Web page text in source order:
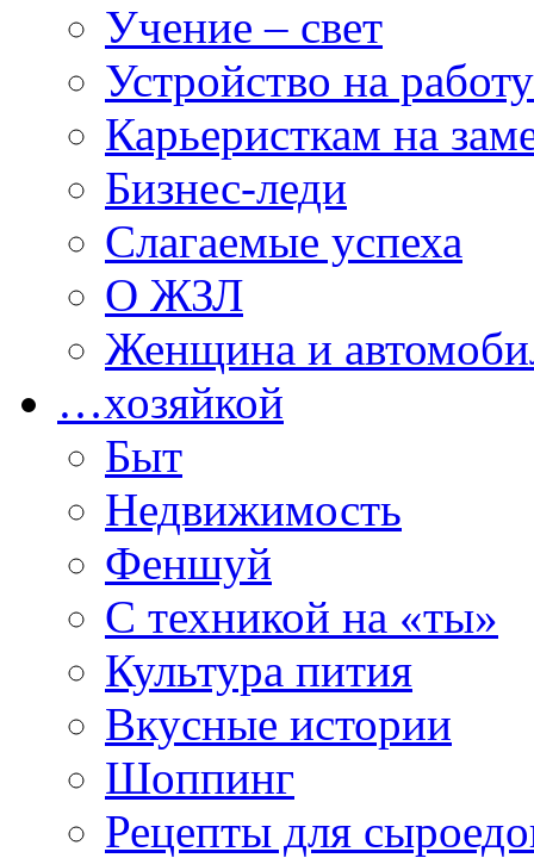
Учение – свет
Устройство на работу
Карьеристкам на
Бизнес-леди
Слагаемые успеха
О ЖЗЛ
Женщина и
…хозяйкой
Быт
Недвижимость
Феншуй
С техникой на «ты»
Культура пития
Вкусные истории
Шоппинг
Рецепты для